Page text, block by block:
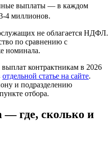
выплаты — в каждом
4 миллионов.
не облагается НДФЛ.
по сравнению с
номинала.
контрактникам в 2026
отдельной статье на сайте.
и подразделению
отбора.
— где, сколько и